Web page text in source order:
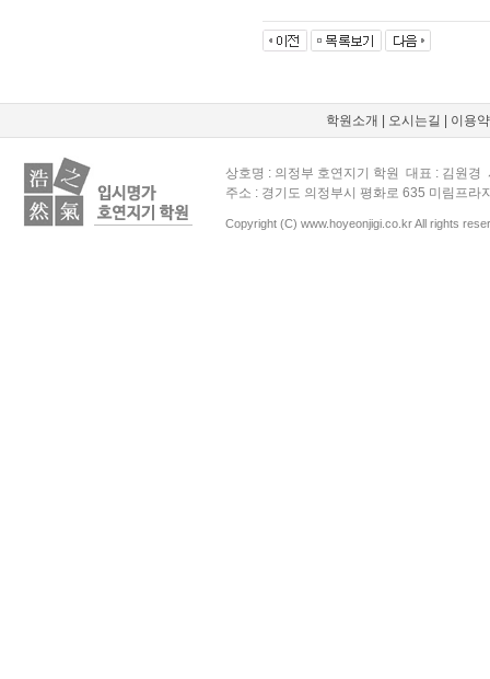
학원소개 오시는길 이용
상호명 : 의정부 호연지기 학원 대표 : 김원
주소 : 경기도 의정부시 평화로 635 미림프
Copyright (C) www.hoyeonjigi.co.kr All rights